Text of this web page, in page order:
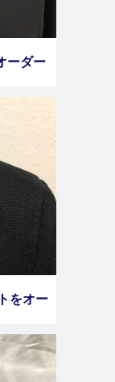
ーダー
をオー